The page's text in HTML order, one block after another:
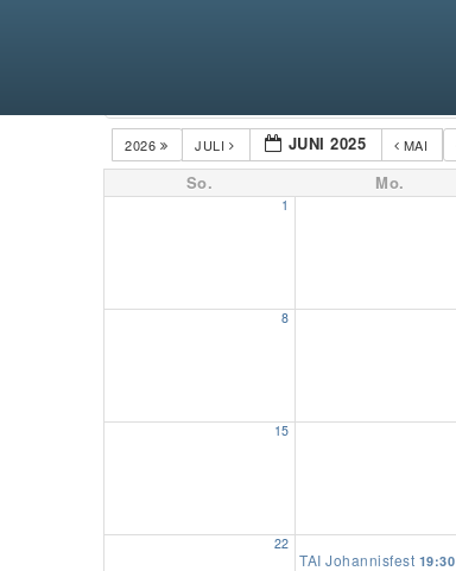
MAI
JUNI 2025
JULI
2026
So. Mo.
1
8
15
22
TAI Johannisfest 19:30